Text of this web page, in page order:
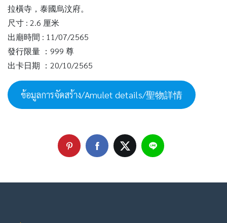
拉橫寺，泰國烏汶府。
尺寸 : 2.6 厘米
出廟時間 : 11/07/2565
發行限量 ：999 尊
出卡日期 ：20/10/2565
ข้อมูลการจัดสร้าง/Amulet details/聖物詳情